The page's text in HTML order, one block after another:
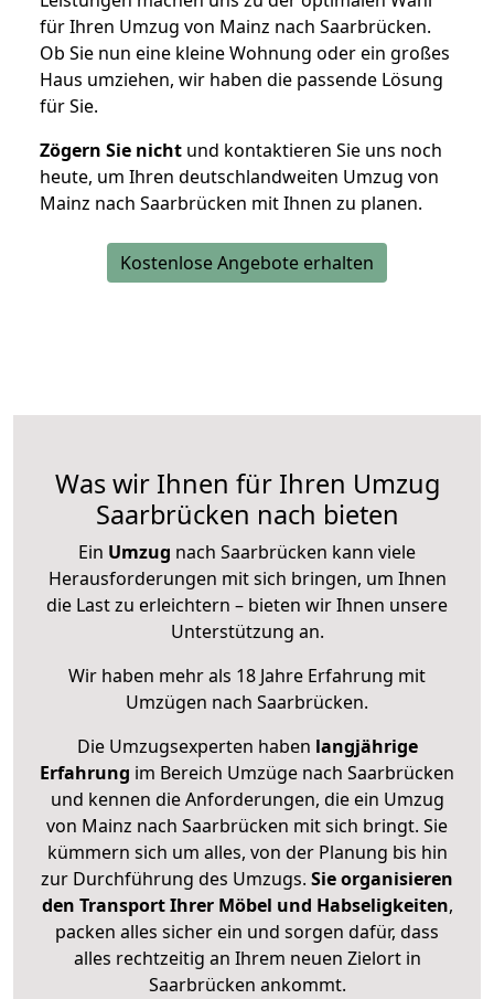
für Ihren Umzug von Mainz nach Saarbrücken.
Ob Sie nun eine kleine Wohnung oder ein großes
Haus umziehen, wir haben die passende Lösung
für Sie.
Zögern Sie nicht und kontaktieren Sie uns noch
heute, um Ihren deutschlandweiten Umzug von
Mainz nach Saarbrücken mit Ihnen zu planen.
Kostenlose Angebote erhalten
Was wir Ihnen für Ihren Umzug
Saarbrücken nach bieten
Ein Umzug nach Saarbrücken kann viele
Herausforderungen mit sich bringen, um Ihnen
die Last zu erleichtern – bieten wir Ihnen unsere
Unterstützung an.
Wir haben mehr als 18 Jahre Erfahrung mit
Umzügen nach Saarbrücken.
Die Umzugsexperten haben langjährige
Erfahrung im Bereich Umzüge nach Saarbrücken
und kennen die Anforderungen, die ein Umzug
von Mainz nach Saarbrücken mit sich bringt. Sie
kümmern sich um alles, von der Planung bis hin
zur Durchführung des Umzugs. Sie organisieren
den Transport Ihrer Möbel und Habseligkeiten,
packen alles sicher ein und sorgen dafür, dass
alles rechtzeitig an Ihrem neuen Zielort in
Saarbrücken ankommt.